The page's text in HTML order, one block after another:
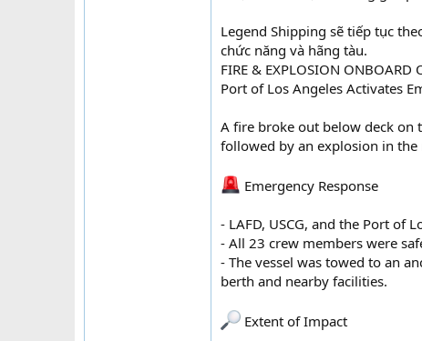
Legend Shipping sẽ tiếp tục
chức năng và hãng tàu.
FIRE & EXPLOSION ONBOARD
Port of Los Angeles Activates
A fire broke out below deck on
followed by an explosion in
Emergency Response
- LAFD, USCG, and the Port of
- All 23 crew members were
- The vessel was towed to an
berth and nearby facilities.
Extent of Impact